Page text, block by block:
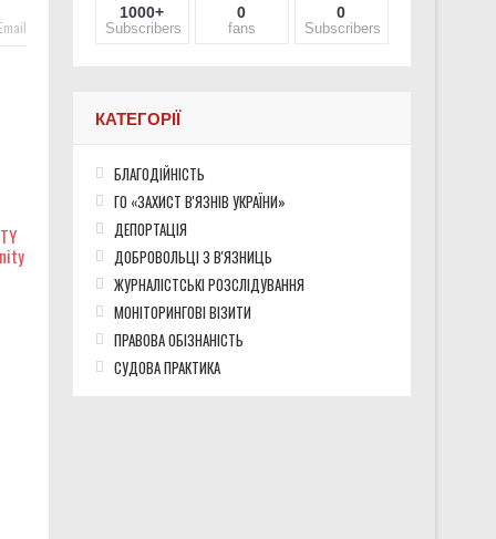
територіях України
1000+
Subscribers
0
fans
0
Subscribers
КАТЕГОРІЇ
БЛАГОДІЙНІСТЬ
ГО «ЗАХИСТ В'ЯЗНІВ УКРАЇНИ»
ДЕПОРТАЦІЯ
ДОБРОВОЛЬЦІ З В'ЯЗНИЦЬ
ЖУРНАЛІСТСЬКІ РОЗСЛІДУВАННЯ
МОНІТОРИНГОВІ ВІЗИТИ
ПРАВОВА ОБІЗНАНІСТЬ
СУДОВА ПРАКТИКА